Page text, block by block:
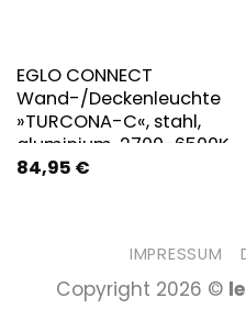
EGLO CONNECT
Wand-/Deckenleuchte
»TURCONA-C«, stahl,
aluminium, 2700-6500K
– weiss
84,95 €
IMPRESSUM
Copyright 2026 ©